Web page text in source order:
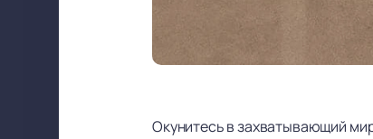
Окунитесь в захватывающий